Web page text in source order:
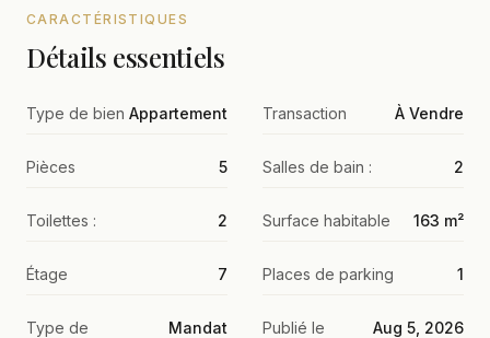
CARACTÉRISTIQUES
Détails essentiels
Type de bien Appartement Transaction À Vendre
Pièces 5 Salles de bain : 2
Toilettes : 2 Surface habitable 163 m²
Étage 7 Places de parking 1
Type de
Mandat
Publié le Aug 5, 2026